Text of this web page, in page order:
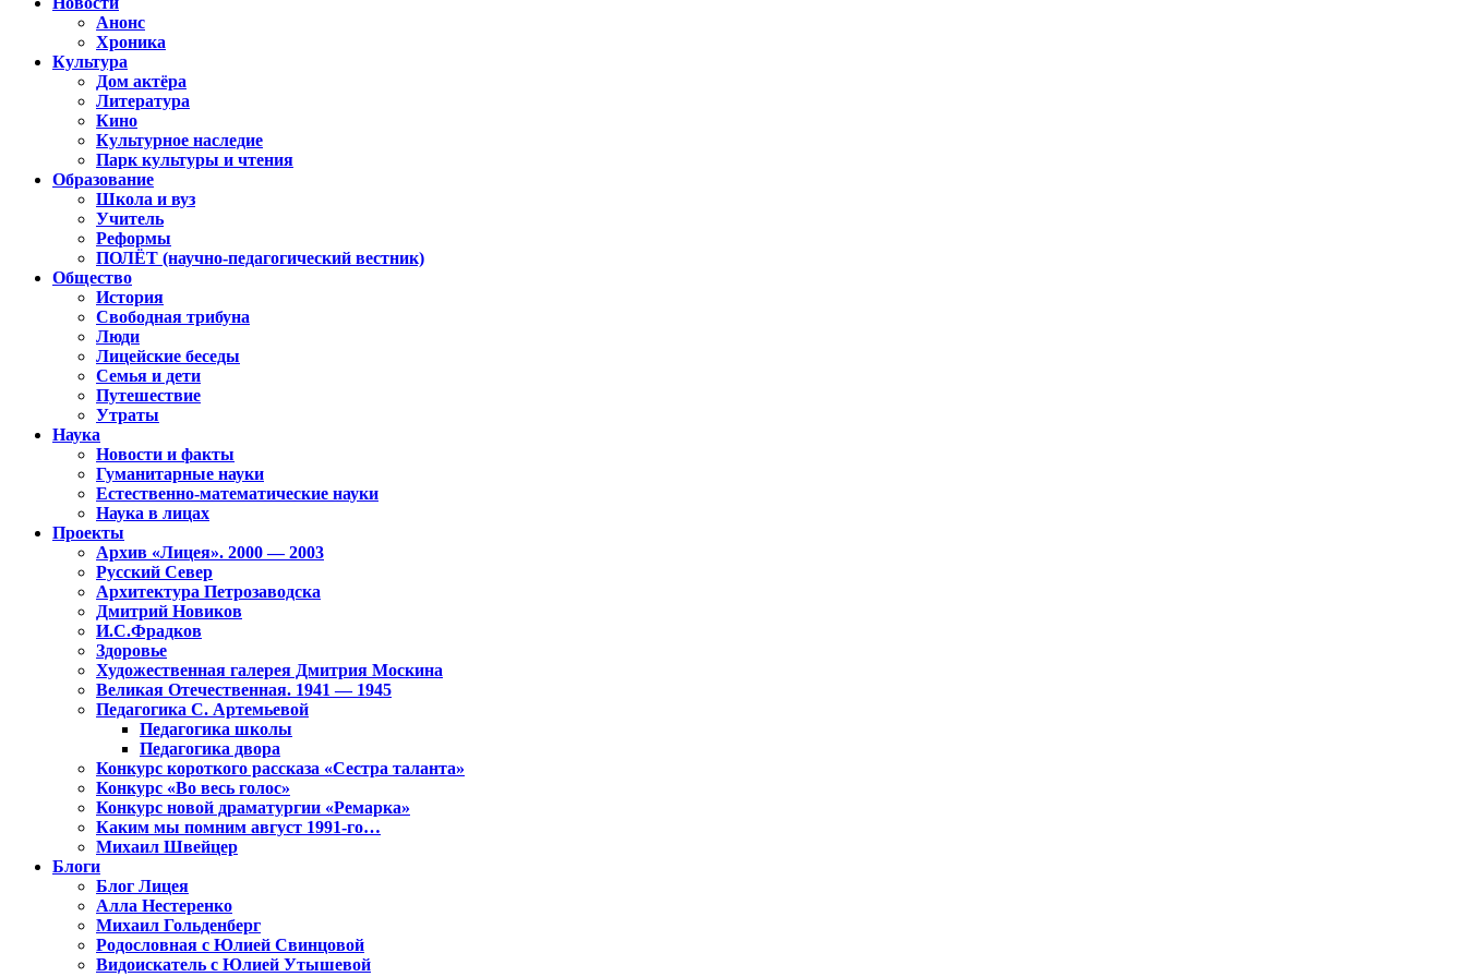
Анонс
Хроника
Культура
Дом актёра
Литература
Кино
Культурное наследие
Парк культуры и чтения
Образование
Школа и вуз
Учитель
Реформы
ПОЛЁТ (научно-педагогический вестник)
Общество
История
Свободная трибуна
Люди
Лицейские беседы
Семья и дети
Путешествие
Утраты
Наука
Новости и факты
Гуманитарные науки
Естественно-математические науки
Наука в лицах
Проекты
Архив «Лицея». 2000 — 2003
Русский Север
Архитектура Петрозаводска
Дмитрий Новиков
И.С.Фрадков
Здоровье
Художественная галерея Дмитрия Москина
Великая Отечественная. 1941 — 1945
Педагогика С. Артемьевой
Педагогика школы
Педагогика двора
Конкурс короткого рассказа «Сестра таланта»
Конкурс «Во весь голос»
Конкурс новой драматургии «Ремарка»
Каким мы помним август 1991-го…
Михаил Швейцер
Блоги
Блог Лицея
Алла Нестеренко
Михаил Гольденберг
Родословная с Юлией Свинцовой
Видоискатель с Юлией Утышевой